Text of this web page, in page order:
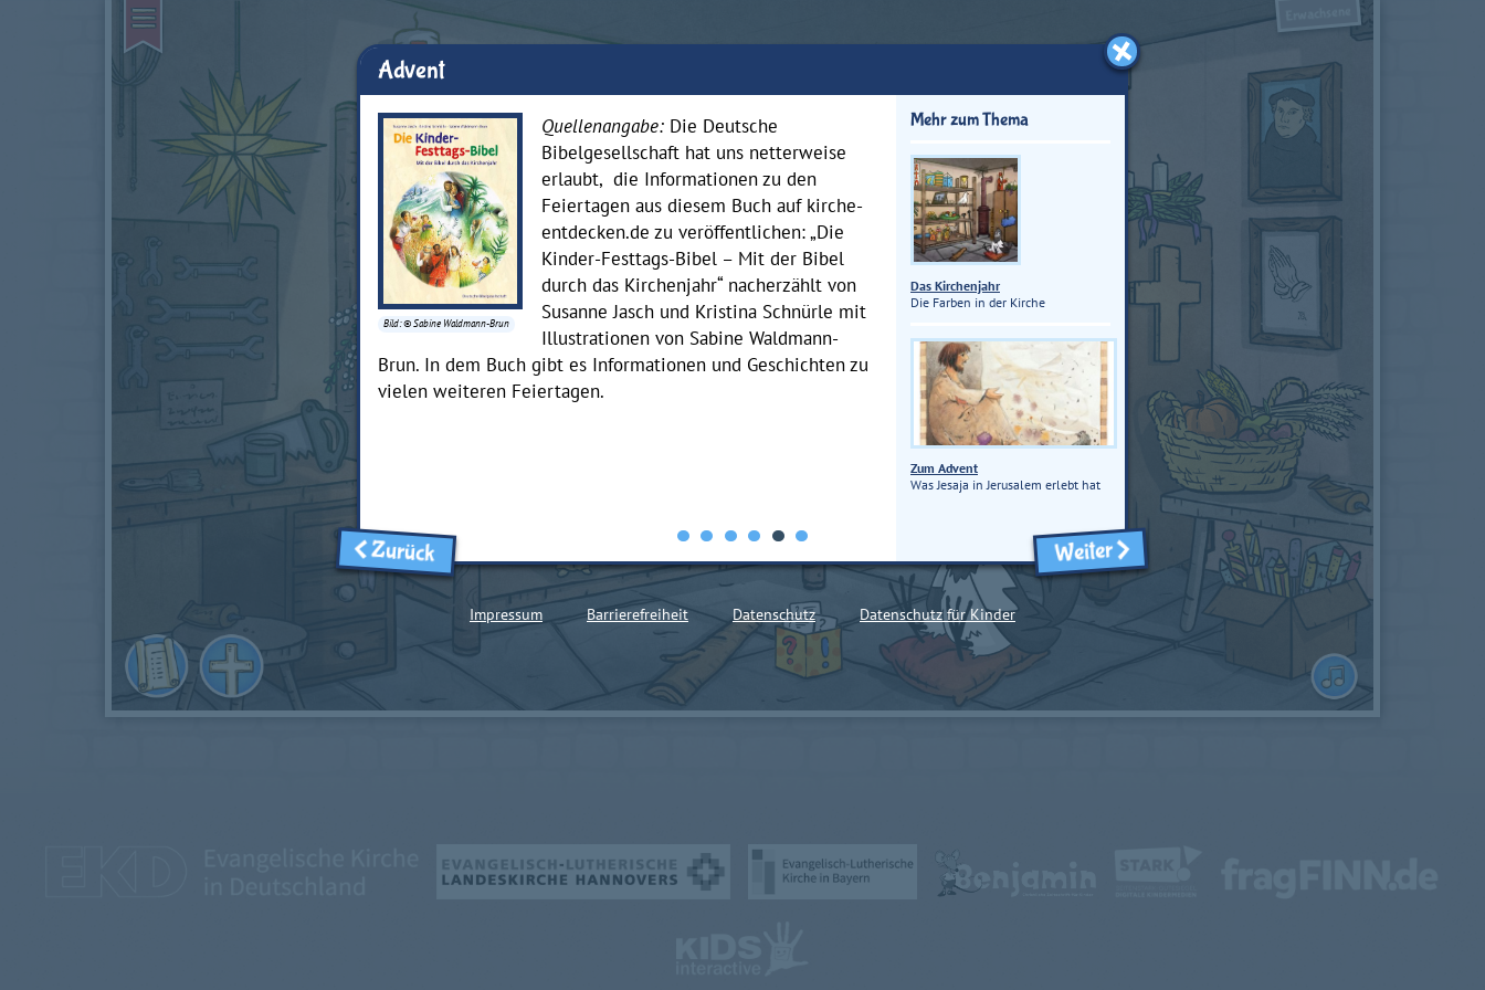
Advent
Bild: © Sabine Waldmann-Brun
Quellenangabe: Die Deutsche
Bibelgesellschaft hat uns netterweise
erlaubt, die Informationen zu den
Feiertagen aus diesem Buch auf kirche-
entdecken.de zu veröffentlichen: „Die
Kinder-Festtags-Bibel – Mit der Bibel
durch das Kirchenjahr“ nacherzählt von
Susanne Jasch und Kristina Schnürle mit
Illustrationen von Sabine Waldmann-
Brun. In dem Buch gibt es Informationen und Geschichten zu
vielen weiteren Feiertagen.
Zurück Weiter
Mehr zum Thema
Das Kirchenjahr
Die Farben in der Kirche
Zum Advent
Was Jesaja in Jerusalem erlebt hat
Impressum Barrierefreiheit Datenschutz Datenschutz für Kinder